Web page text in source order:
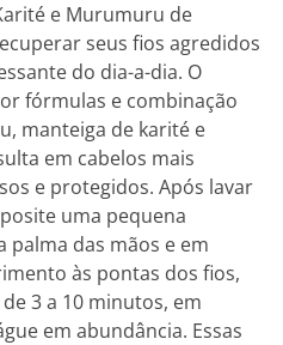
e Murumuru de
seus fios agredidos
do dia-a-dia. O
fórmulas e combinação
manteiga de karité e
em cabelos mais
e protegidos. Após lavar
uma pequena
das mãos e em
às pontas dos fios,
3 a 10 minutos, em
em abundância. Essas